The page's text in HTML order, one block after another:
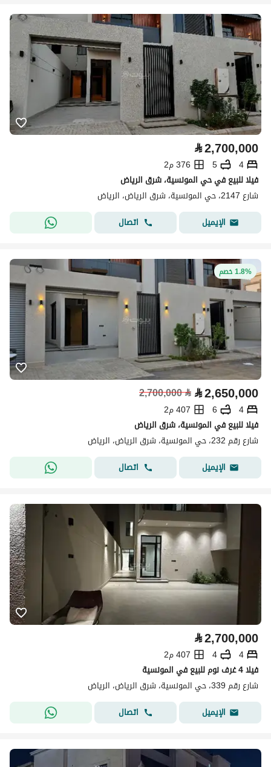
⃁2,700,000
4
5
376 م2
فيلا للبيع في حي المونسية، شرق الرياض
شارع 2147، حي المونسية، شرق الرياض، الرياض
الإيميل
اتصال
1.8% خصم
⃁2,650,000
⃁
2,700,000
4
6
407 م2
فيلا للبيع في المونسية، شرق الرياض
شارع رقم 232، حي المونسية، شرق الرياض، الرياض
الإيميل
اتصال
⃁2,700,000
4
4
407 م2
فيلا 4 غرف نوم للبيع في المونسية
شارع رقم 339، حي المونسية، شرق الرياض، الرياض
الإيميل
اتصال